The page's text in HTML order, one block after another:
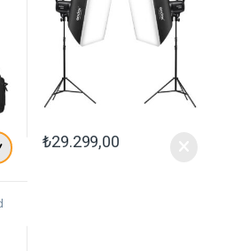
₺29.299,00